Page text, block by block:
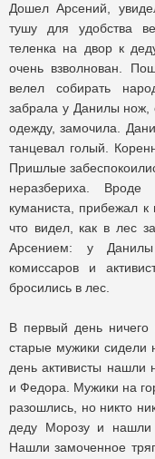
Дошел Арсений,
тушу для удобства
теленка на двор к
очень взволнован.
велел собирать
забрала у Данилы нож,
одежду, замочила.
танцевал голый.
Пришлые
неразбериха.
куманиста, прибежал к
что видел, как в лес
Арсением: у
комиссаров и
бросились в лес.
В первый день
старые мужики сидели
день активисты нашли
и Федора. Мужики на
разошлись, но никто
деду Морозу и нашли
Нашли замоченное